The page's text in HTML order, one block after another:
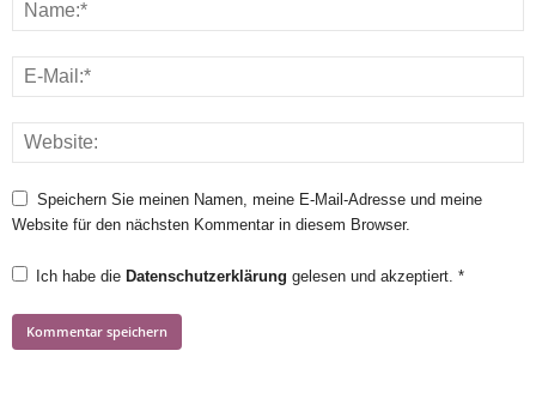
Speichern Sie meinen Namen, meine E-Mail-Adresse und meine
Website für den nächsten Kommentar in diesem Browser.
Ich habe die Datenschutzerklärung gelesen und akzeptiert. *